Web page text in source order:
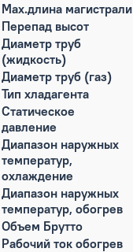
Max.длина магистрали
Перепад высот
Диаметр труб
(жидкость)
Диаметр труб (газ)
Тип хладагента
Статическое
давление
Диапазон наружных
температур,
охлаждение
Диапазон наружных
температур, обогрев
Объем Брутто
Рабочий ток обогрев